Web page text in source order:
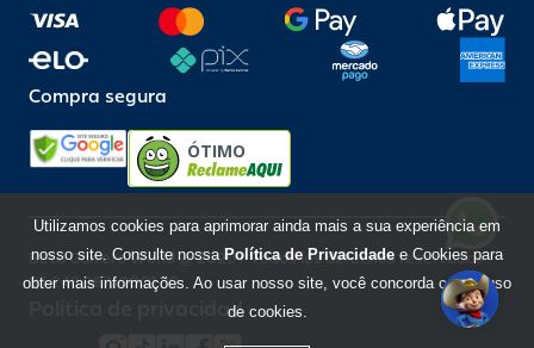
Compra segura
ÓTIMO
Beto Carrero World @ 2026 / Todos los derechos reservados
85.248.987/0001-10
Política de privacidad
Utilizamos cookies para aprimorar ainda mais a sua experiência em
nosso site. Consulte nossa Política de Privacidade e Cookies para
obter mais informações. Ao usar nosso site, você concorda com o uso
de cookies.